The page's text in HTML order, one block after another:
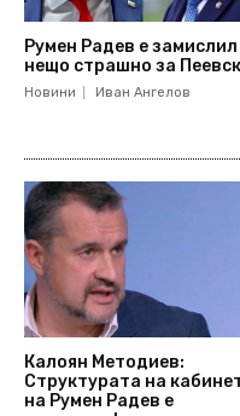
Румен Радев е замислил
нещо страшно за
Новини Иван Ангелов
Калоян Методиев:
Структурата на
на Румен Радев е